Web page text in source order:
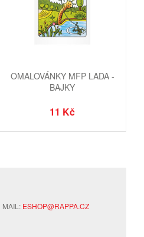
OMALOVÁNKY MFP LADA -
BAJKY
11 Kč
MAIL: ESHOP@RAPPA.CZ